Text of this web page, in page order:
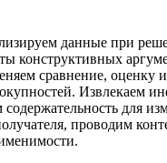
данные при
конструктивных
сравнение, оценку
Извлекаем
для
проводим